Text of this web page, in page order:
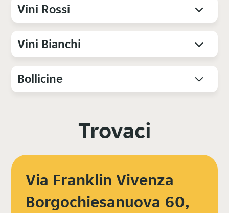
Vini Rossi
Vini Bianchi
Bollicine
Trovaci
Via Franklin Vivenza
Borgochiesanuova 60,